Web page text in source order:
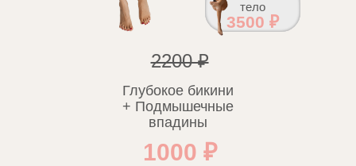
1000 ₽
Глубокое бикини
+ Подмышечные
впадины
2200 ₽
3500 ₽
тело